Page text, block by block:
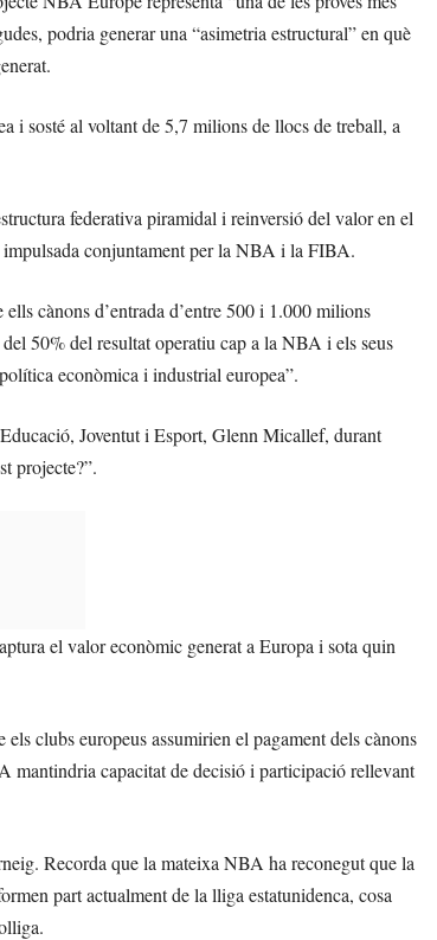
podria generar una “asimetria estructural” en què
i sosté al voltant de 5,7 milions de llocs de treball, a
federativa piramidal i reinversió del valor en el
conjuntament per la NBA i la FIBA.
cànons d’entrada d’entre 500 i 1.000 milions
50% del resultat operatiu cap a la NBA i els seus
econòmica i industrial europea”.
Joventut i Esport, Glenn Micallef, durant
projecte?”.
el valor econòmic generat a Europa i sota quin
clubs europeus assumirien el pagament dels cànons
mantindria capacitat de decisió i participació rellevant
Recorda que la mateixa NBA ha reconegut que la
part actualment de la lliga estatunidenca, cosa